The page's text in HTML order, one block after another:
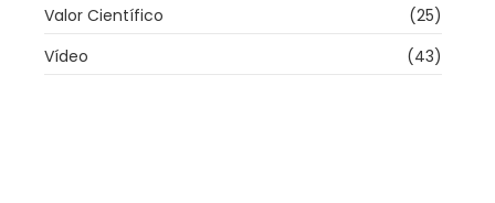
Valor Científico
(25)
Vídeo
(43)